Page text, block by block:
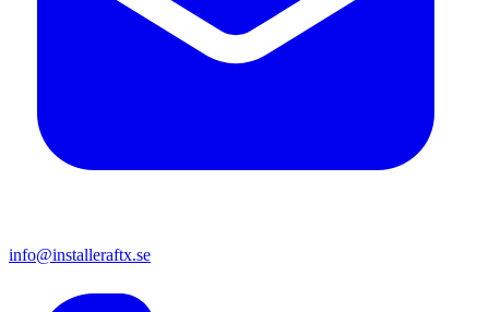
info@installeraftx.se